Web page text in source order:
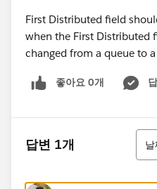
First Distributed field
when the First Distributed
changed from a queue to a
좋아요 0개
답변 1개
정렬